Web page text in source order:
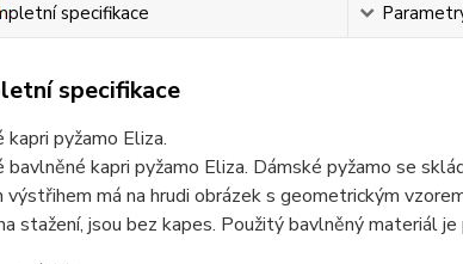
specifikace
specifikace
kapri pyžamo Eliza.
bavlněné kapri pyžamo Eliza. Dámské pyžamo se
má na hrudi obrázek s geometrickým
stažení, jsou bez kapes. Použitý bavlněný materiál